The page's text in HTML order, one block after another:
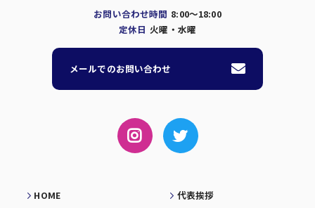
お問い合わせ時間 8:00～18:00
定休日 火曜・水曜
メールでのお問い合わせ
HOME 代表挨拶